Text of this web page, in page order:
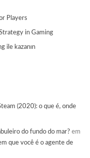
Players
in Gaming
ile kazanın
(2020): o que é, onde
do fundo do mar? em
que você é o agente de